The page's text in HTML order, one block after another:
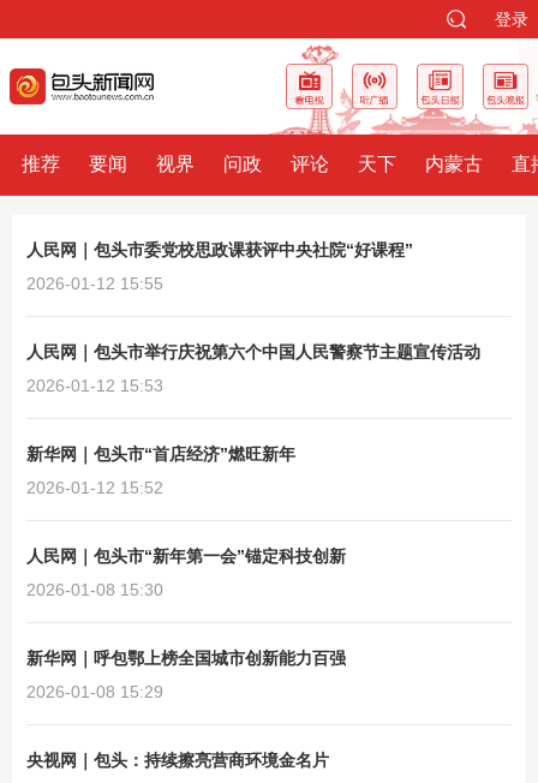
登录
推荐 要闻 视界 问政 评论 天下 内蒙古 直
人民网｜包头市委党校思政课获评中央社院“好课程”
2026-01-12 15:55
人民网｜包头市举行庆祝第六个中国人民警察节主题宣传活动
2026-01-12 15:53
新华网｜包头市“首店经济”燃旺新年
2026-01-12 15:52
人民网｜包头市“新年第一会”锚定科技创新
2026-01-08 15:30
新华网｜呼包鄂上榜全国城市创新能力百强
2026-01-08 15:29
央视网｜包头：持续擦亮营商环境金名片